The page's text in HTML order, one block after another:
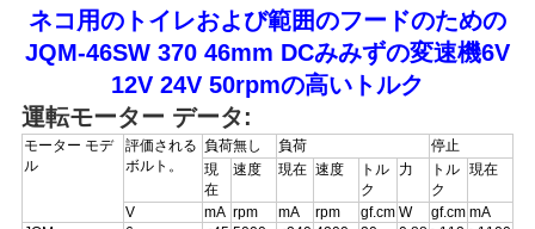
さ
い
ニ
ネコ用のトイレおよび範囲のフードのための
JQM-46SW 370 46mm DCみみずの変速機6V
12V 24V 50rpmの高いトルク
運転モーター データ:
モーター モデ
ル
評価される
ボルト。
負荷無し 負荷
停止
現
在
速度 現在 速度
トル
ク
力
トル
ク
現在
V mA rpm mA rpm gf.cm W gf.cm mA